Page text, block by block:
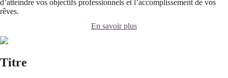
d’atteindre vos objectifs professionnels et l’accomplissement de vos
rêves.
En savoir plus
Titre